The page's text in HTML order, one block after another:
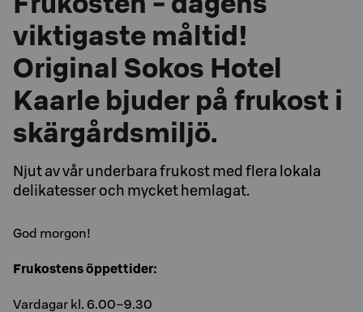
viktigaste måltid!
Original Sokos Hotel
Kaarle bjuder på frukost i
skärgårdsmiljö.
Njut av vår underbara frukost med flera lokala
delikatesser och mycket hemlagat.
God mor­gon!
Frukostens öppettider:
Vardagar kl. 6.00–9.30